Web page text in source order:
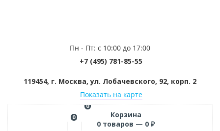
Пн - Пт: с 10:00 до 17:00
+7 (495) 781-85-55
119454, г. Москва, ул. Лобачевского, 92, корп. 2
Показать на карте
0
0
Корзина
0 товаров — 0 ₽